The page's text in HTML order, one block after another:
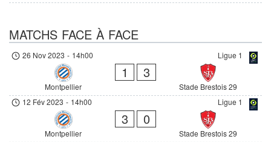
MATCHS FACE À FACE
Ligue 1
26 Nov 2023 - 14h00
Montpellier
1 3
Stade Brestois 29
Ligue 1
12 Fév 2023 - 14h00
Montpellier
3 0
Stade Brestois 29